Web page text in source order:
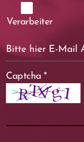
Verarbeiter
Captcha *